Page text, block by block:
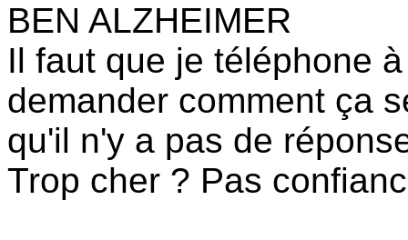
BEN ALZHEIMER
Il faut que je téléphone
demander comment ça
qu'il n'y a pas de
Trop cher ? Pas